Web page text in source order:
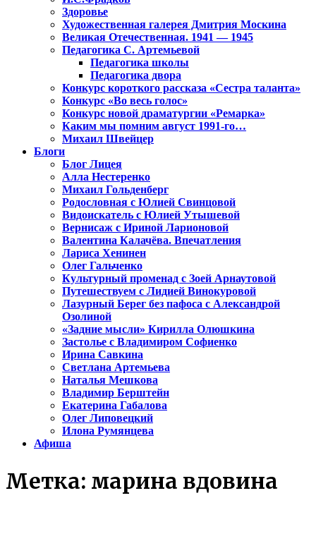
Здоровье
Художественная галерея Дмитрия Москина
Великая Отечественная. 1941 — 1945
Педагогика С. Артемьевой
Педагогика школы
Педагогика двора
Конкурс короткого рассказа «Сестра таланта»
Конкурс «Во весь голос»
Конкурс новой драматургии «Ремарка»
Каким мы помним август 1991-го…
Михаил Швейцер
Блоги
Блог Лицея
Алла Нестеренко
Михаил Гольденберг
Родословная с Юлией Свинцовой
Видоискатель с Юлией Утышевой
Вернисаж с Ириной Ларионовой
Валентина Калачёва. Впечатления
Лариса Хенинен
Олег Гальченко
Культурный променад с Зоей Арнаутовой
Путешествуем с Лидией Винокуровой
Лазурный Берег без пафоса с Александрой
Озолиной
«Задние мысли» Кирилла Олюшкина
Застолье с Владимиром Софиенко
Ирина Савкина
Светлана Артемьева
Наталья Мешкова
Владимир Берштейн
Екатерина Габалова
Олег Липовецкий
Илона Румянцева
Афиша
Метка: марина вдовина